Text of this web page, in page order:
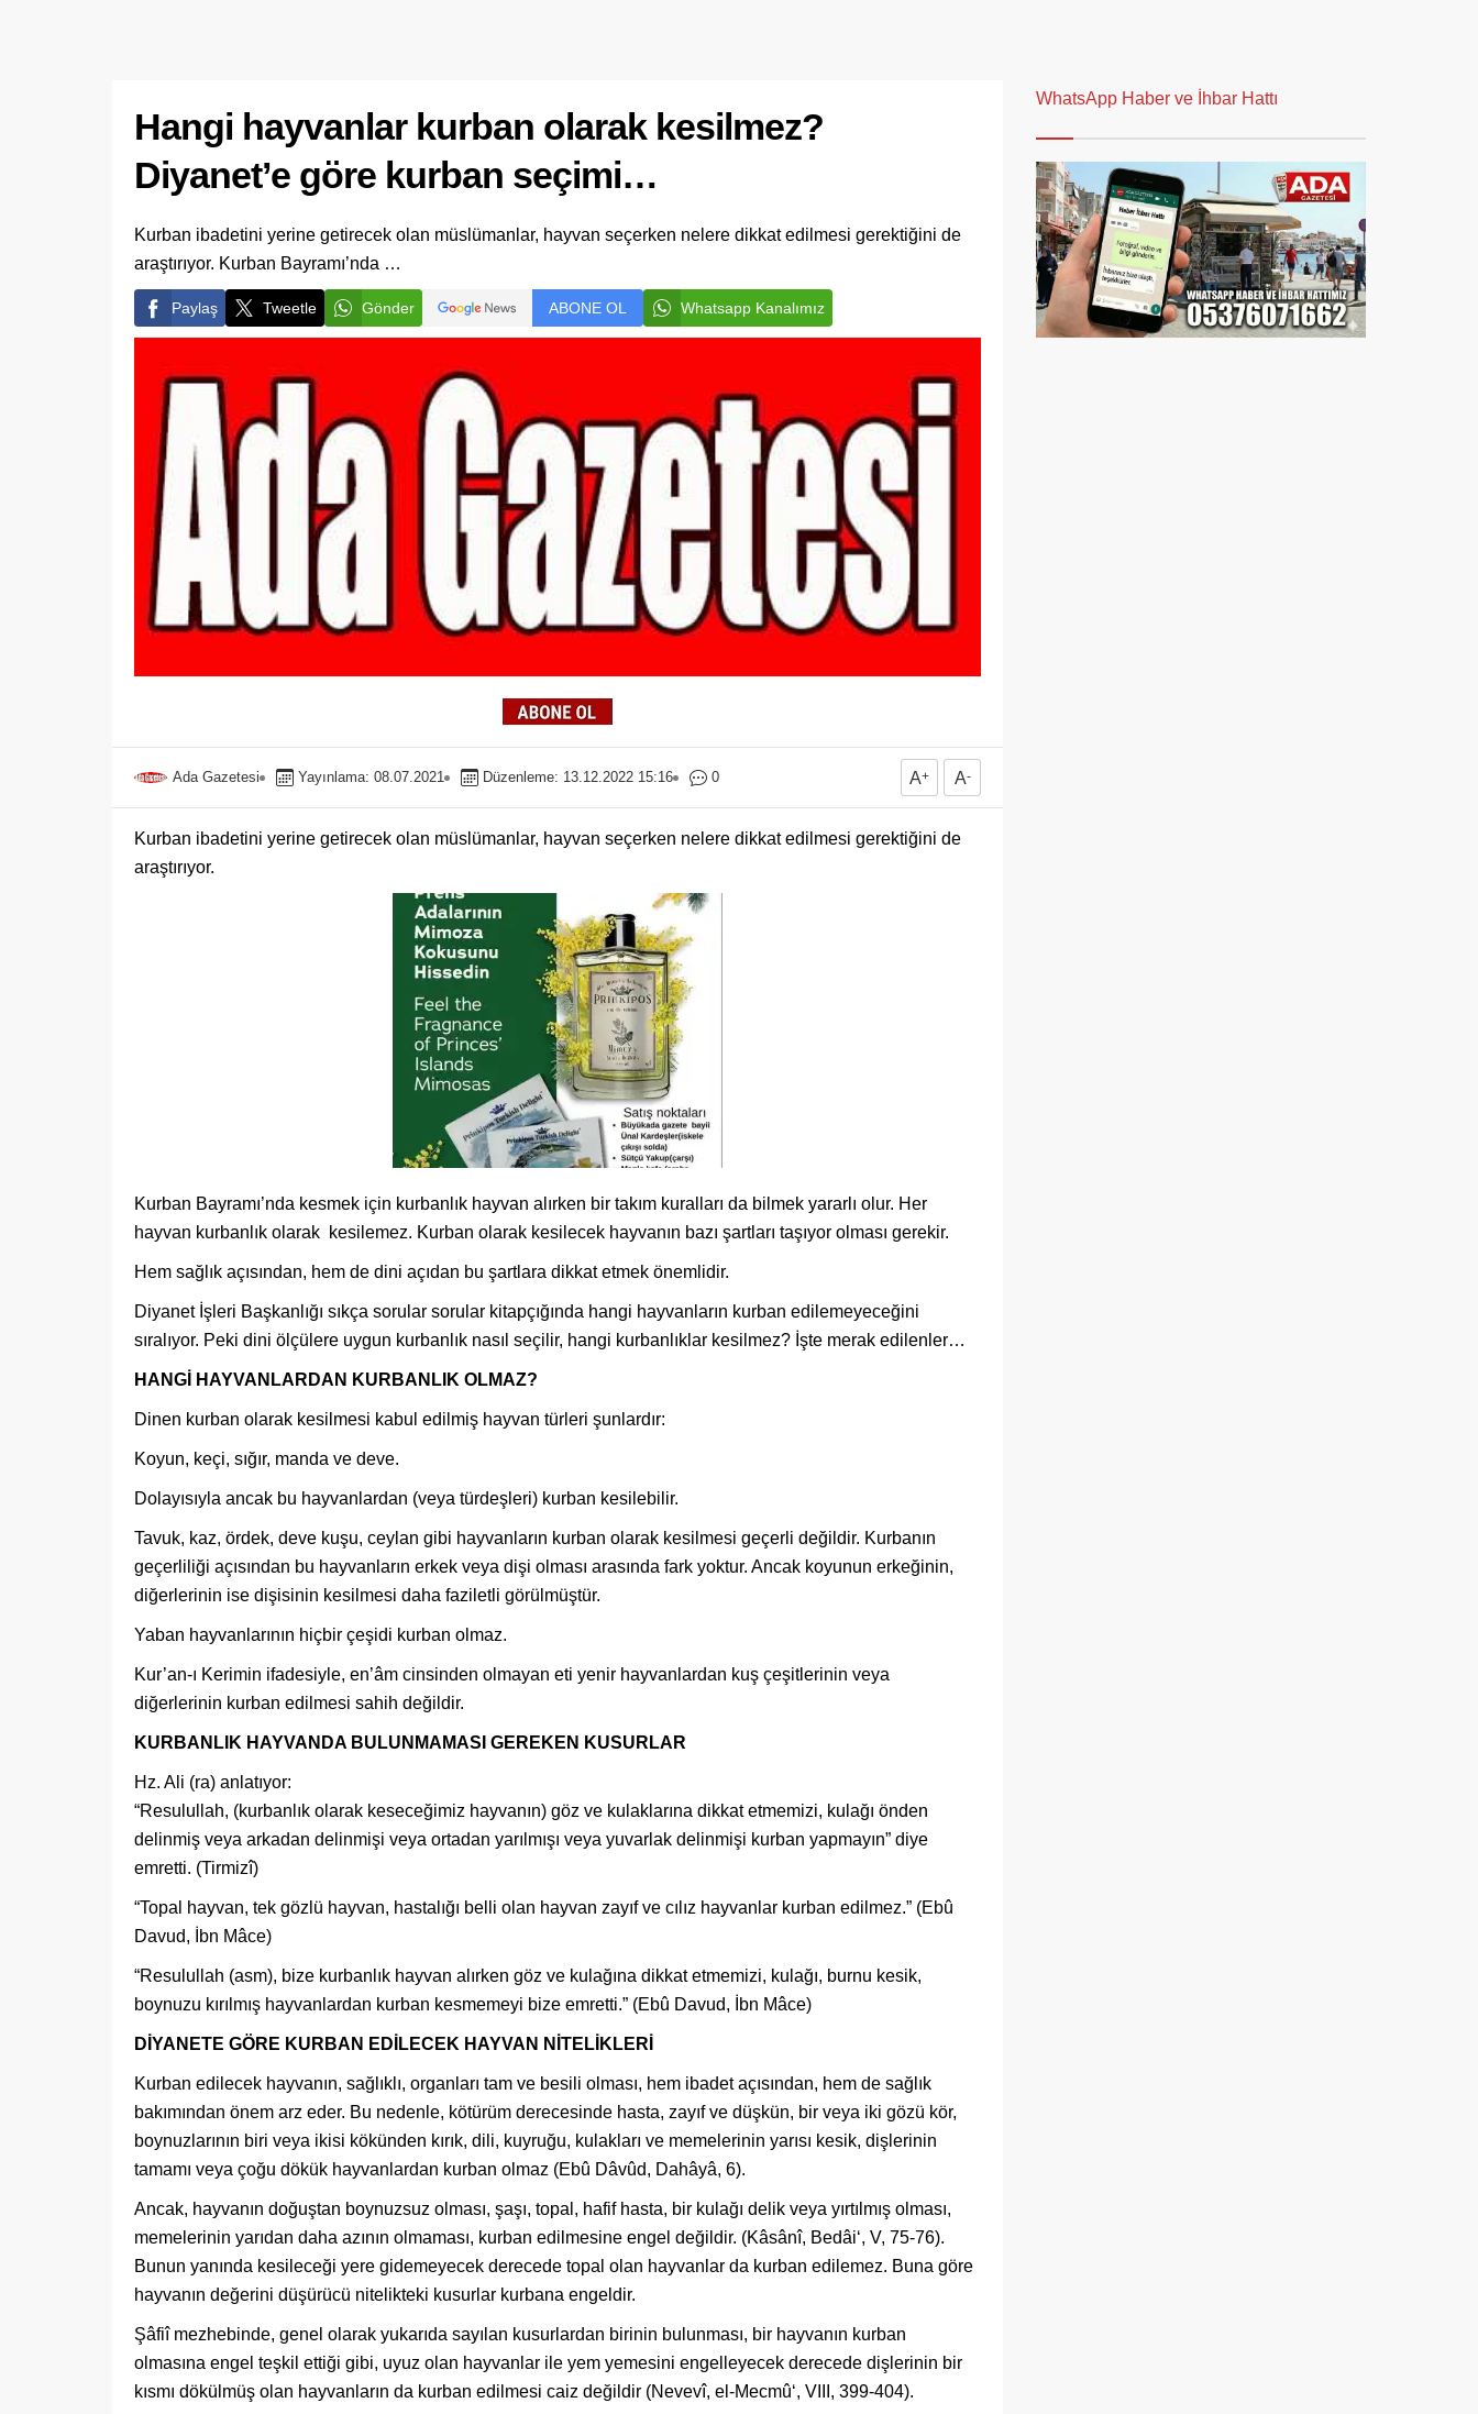
Hangi hayvanlar kurban olarak kesilmez?
Diyanet’e göre kurban seçimi…
Kurban ibadetini yerine getirecek olan müslümanlar, hayvan seçerken nelere dikkat edilmesi gerektiğini de
araştırıyor. Kurban Bayramı’nda …
Paylaş Tweetle Gönder ABONE OL Whatsapp Kanalımız
Ada Gazetesi Yayınlama: 08.07.2021 Düzenleme: 13.12.2022 15:16 0 A+ A-
Kurban ibadetini yerine getirecek olan müslümanlar, hayvan seçerken nelere dikkat edilmesi gerektiğini de
araştırıyor.
Kurban Bayramı’nda kesmek için kurbanlık hayvan alırken bir takım kuralları da bilmek yararlı olur. Her
hayvan kurbanlık olarak kesilemez. Kurban olarak kesilecek hayvanın bazı şartları taşıyor olması gerekir.
Hem sağlık açısından, hem de dini açıdan bu şartlara dikkat etmek önemlidir.
Diyanet İşleri Başkanlığı sıkça sorular sorular kitapçığında hangi hayvanların kurban edilemeyeceğini
sıralıyor. Peki dini ölçülere uygun kurbanlık nasıl seçilir, hangi kurbanlıklar kesilmez? İşte merak edilenler…
HANGİ HAYVANLARDAN KURBANLIK OLMAZ?
Dinen kurban olarak kesilmesi kabul edilmiş hayvan türleri şunlardır:
Koyun, keçi, sığır, manda ve deve.
Dolayısıyla ancak bu hayvanlardan (veya türdeşleri) kurban kesilebilir.
Tavuk, kaz, ördek, deve kuşu, ceylan gibi hayvanların kurban olarak kesilmesi geçerli değildir. Kurbanın
geçerliliği açısından bu hayvanların erkek veya dişi olması arasında fark yoktur. Ancak koyunun erkeğinin,
diğerlerinin ise dişisinin kesilmesi daha faziletli görülmüştür.
Yaban hayvanlarının hiçbir çeşidi kurban olmaz.
Kur’an-ı Kerimin ifadesiyle, en’âm cinsinden olmayan eti yenir hayvanlardan kuş çeşitlerinin veya
diğerlerinin kurban edilmesi sahih değildir.
KURBANLIK HAYVANDA BULUNMAMASI GEREKEN KUSURLAR
Hz. Ali (ra) anlatıyor:
“Resulullah, (kurbanlık olarak keseceğimiz hayvanın) göz ve kulaklarına dikkat etmemizi, kulağı önden
delinmiş veya arkadan delinmişi veya ortadan yarılmışı veya yuvarlak delinmişi kurban yapmayın” diye
emretti. (Tirmizî)
“Topal hayvan, tek gözlü hayvan, hastalığı belli olan hayvan zayıf ve cılız hayvanlar kurban edilmez.” (Ebû
Davud, İbn Mâce)
“Resulullah (asm), bize kurbanlık hayvan alırken göz ve kulağına dikkat etmemizi, kulağı, burnu kesik,
boynuzu kırılmış hayvanlardan kurban kesmemeyi bize emretti.” (Ebû Davud, İbn Mâce)
DİYANETE GÖRE KURBAN EDİLECEK HAYVAN NİTELİKLERİ
Kurban edilecek hayvanın, sağlıklı, organları tam ve besili olması, hem ibadet açısından, hem de sağlık
bakımından önem arz eder. Bu nedenle, kötürüm derecesinde hasta, zayıf ve düşkün, bir veya iki gözü kör,
boynuzlarının biri veya ikisi kökünden kırık, dili, kuyruğu, kulakları ve memelerinin yarısı kesik, dişlerinin
tamamı veya çoğu dökük hayvanlardan kurban olmaz (Ebû Dâvûd, Dahâyâ, 6).
Ancak, hayvanın doğuştan boynuzsuz olması, şaşı, topal, hafif hasta, bir kulağı delik veya yırtılmış olması,
memelerinin yarıdan daha azının olmaması, kurban edilmesine engel değildir. (Kâsânî, Bedâi‘, V, 75-76).
Bunun yanında kesileceği yere gidemeyecek derecede topal olan hayvanlar da kurban edilemez. Buna göre
hayvanın değerini düşürücü nitelikteki kusurlar kurbana engeldir.
Şâfiî mezhebinde, genel olarak yukarıda sayılan kusurlardan birinin bulunması, bir hayvanın kurban
olmasına engel teşkil ettiği gibi, uyuz olan hayvanlar ile yem yemesini engelleyecek derecede dişlerinin bir
kısmı dökülmüş olan hayvanların da kurban edilmesi caiz değildir (Nevevî, el-Mecmû‘, VIII, 399-404).
WhatsApp Haber ve İhbar Hattı